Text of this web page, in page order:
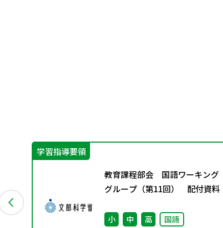
学習指導要領
教育課程部会 国語ワーキング
グループ（第11回） 配付資料
小 中 高 国語